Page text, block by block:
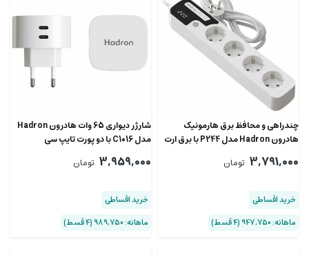
چندراهی و محافظ برق هارمونیک
هادرون Hadron مدل P244 با برق ارت
3,791,000 تومان
خرید اقساطی
ماهانه: 947,750 (۴ قسط)
شارژر دیواری 65 وات هادرون Hadron
مدل C1016 با دو پورت تایپ سی
3,959,000 تومان
خرید اقساطی
ماهانه: 989,750 (۴ قسط)